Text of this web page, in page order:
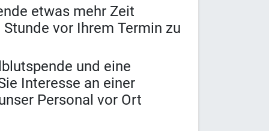
etwas mehr Zeit
vor Ihrem Termin zu
und eine
Interesse an einer
Personal vor Ort